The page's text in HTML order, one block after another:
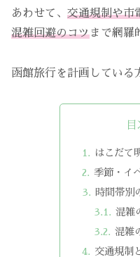
あわせて、 交通規制や市
混雑回避のコツまで網羅
函館旅行を計画している
はこだて
季節・イ
時間帯別
混雑
混雑
交通規制